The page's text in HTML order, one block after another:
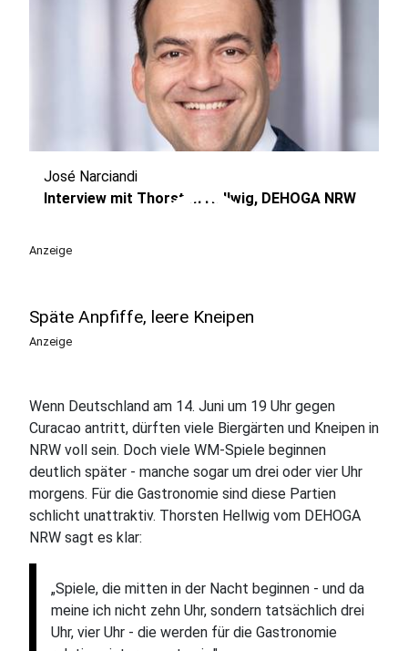
play_circle
José Narciandi
Interview mit Thorsten Hellwig, DEHOGA NRW
Anzeige
Späte Anpfiffe, leere Kneipen
Anzeige
Wenn Deutschland am 14. Juni um 19 Uhr gegen
Curacao antritt, dürften viele Biergärten und Kneipen in
NRW voll sein. Doch viele WM-Spiele beginnen
deutlich später - manche sogar um drei oder vier Uhr
morgens. Für die Gastronomie sind diese Partien
schlicht unattraktiv. Thorsten Hellwig vom DEHOGA
NRW sagt es klar:
„Spiele, die mitten in der Nacht beginnen - und da
meine ich nicht zehn Uhr, sondern tatsächlich drei
Uhr, vier Uhr - die werden für die Gastronomie